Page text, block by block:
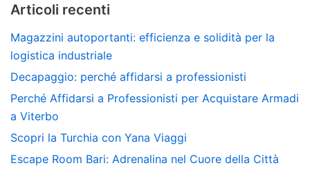
Articoli recenti
Magazzini autoportanti: efficienza e solidità per la
logistica industriale
Decapaggio: perché affidarsi a professionisti
Perché Affidarsi a Professionisti per Acquistare Armadi
a Viterbo
Scopri la Turchia con Yana Viaggi
Escape Room Bari: Adrenalina nel Cuore della Città